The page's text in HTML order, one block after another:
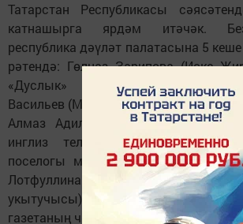
Татарстан Республикасы
катнашырга ярдәм итәчәк.
республика дәүләт палатасына 5
рәтендә: Гөлназ Зарипова (Иске
«Дуслык» күпфункцияле үзәк
Васильев (Мәләкәс урта мәктәбенең
Алмаз Адилов (Круглое Поле
инглиз теле укытучысы),
поселогы мәктәбенең тарих
Лотфуллина (Бәтке урта
укытучысы). Сайлаулардан
газетаның чәршәмбе санында укый